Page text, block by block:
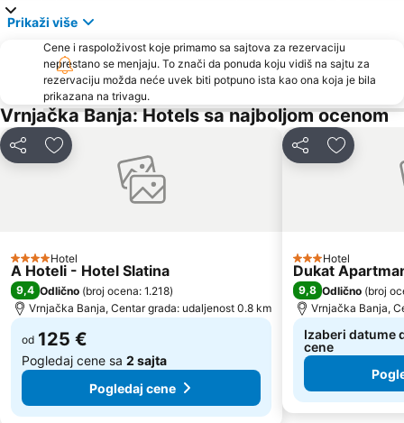
Prikaži više
Cene i raspoloživost koje primamo sa sajtova za rezervaciju
neprestano se menjaju. To znači da ponuda koju vidiš na sajtu za
rezervaciju možda neće uvek biti potpuno ista kao ona koja je bila
prikazana na trivagu.
Vrnjačka Banja: Hotels sa najboljom ocenom
Deli Dodati u favorite
4 Zvezdice
Hotel
A Hoteli - Hotel Slatina
9,4 Odlično (broj ocena: 1.218)
Vrnjačka Banja, Centar grada: udaljenost 0.8 km
od 125 €
Pogledaj cene sa 2 sajta
Pogledaj cene
Deli Dodati u
3 Zvezdice
Hotel
Dukat
9,8 Odlično (broj
Vrnjačka Banja,
Izaberi datume
cene